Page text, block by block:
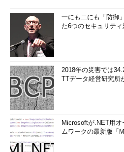
一にも二にも「防御
た6つのセキュリティ
2018年の災害では
TTデータ経営研究所
Microsoftが.NET用
ムワークの最新版「